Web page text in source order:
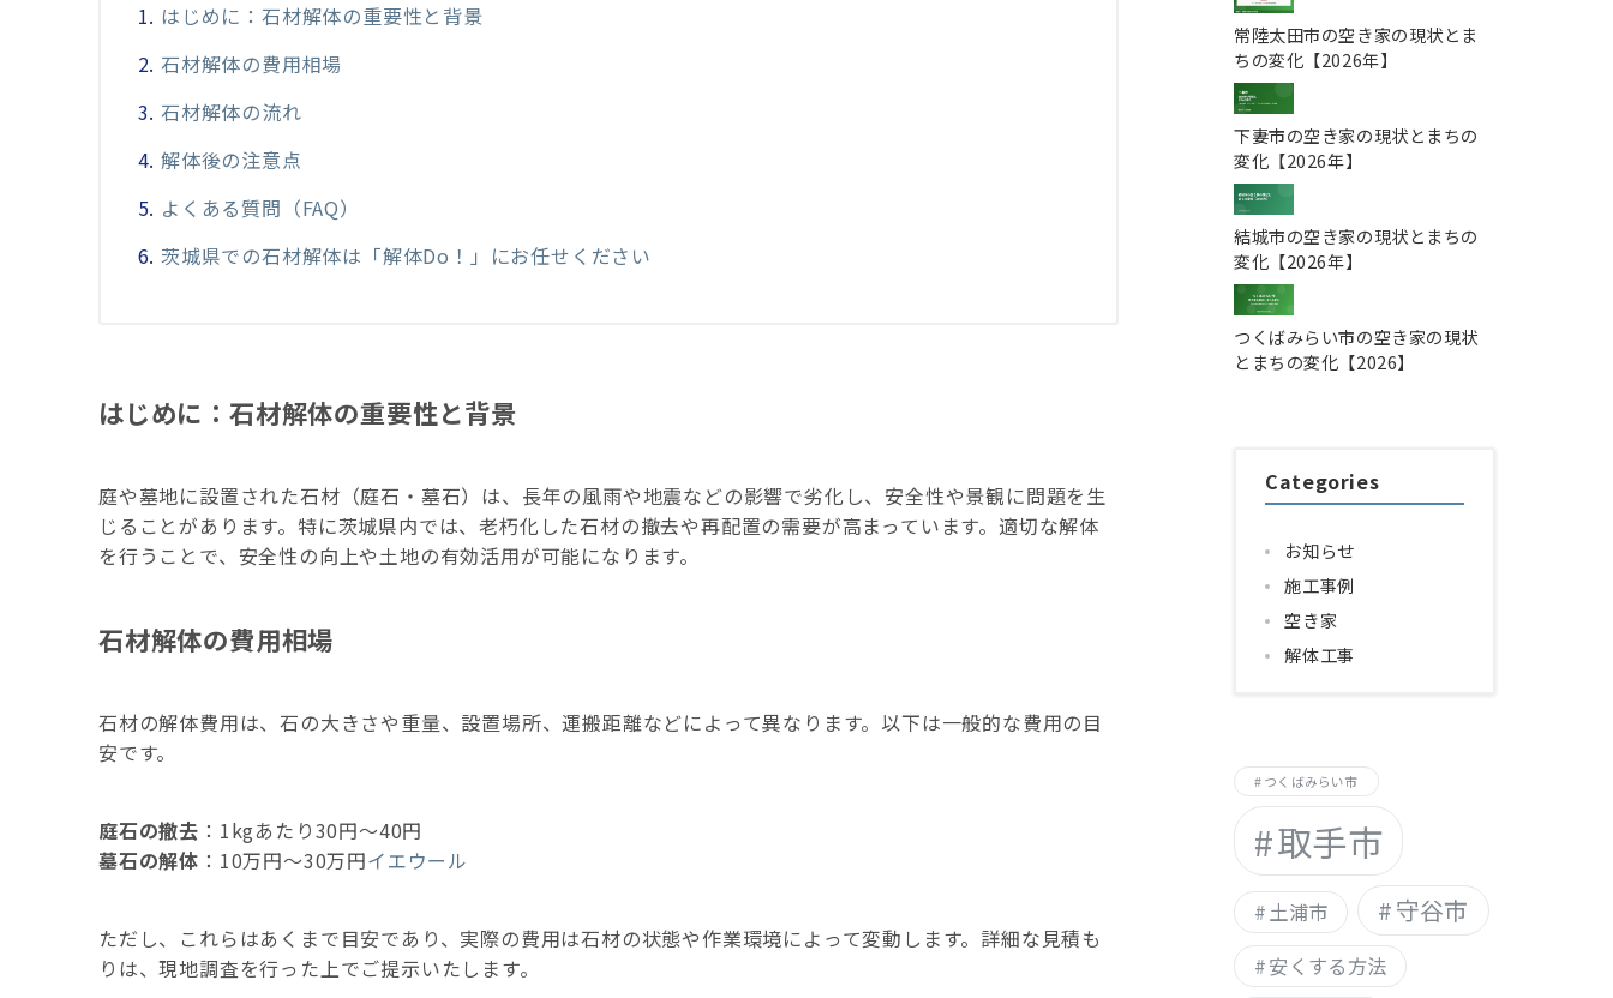
はじめに：石材解体の重要性と背景
石材解体の費用相場
石材解体の流れ
解体後の注意点
よくある質問（FAQ）
茨城県での石材解体は「解体Do！」にお任せください
はじめに：石材解体の重要性と背景
庭や墓地に設置された石材（庭石・墓石）は、長年の風雨や地震などの影響で劣化し、安全性や景観に問題を生
じることがあります。 特に茨城県内では、老朽化した石材の撤去や再配置の需要が高まっています。適切な解体
を行うことで、安全性の向上や土地の有効活用が可能になります。
石材解体の費用相場
石材の解体費用は、石の大きさや重量、設置場所、運搬距離などによって異なります。 以下は一般的な費用の目
安です。
庭石の撤去 ：​ 1kgあたり30円～40円
墓石の解体 ：​ 10万円～30万円イエウール
ただし、これらはあくまで目安であり、実際の費用は石材の状態や作業環境によって変動します。 詳細な見積も
りは、現地調査を行った上でご提示いたします。
常陸太田市の空き家の現状とま
ちの変化【2026年】
下妻市の空き家の現状とまちの
変化【2026年】
結城市の空き家の現状とまちの
変化【2026年】
つくばみらい市の空き家の現状
とまちの変化【2026】
Categories
お知らせ
施工事例
空き家
解体工事
つくばみらい市
取手市
土浦市 守谷市
安くする方法